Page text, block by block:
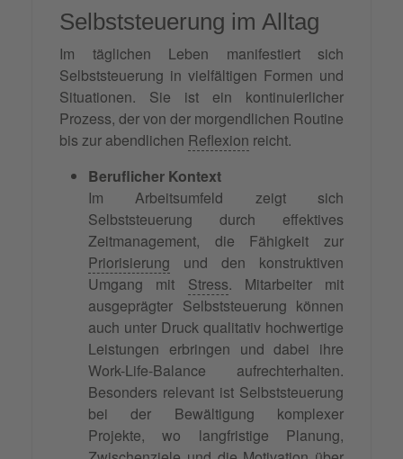
Selbststeuerung im Alltag
Im täglichen Leben manifestiert sich
Selbststeuerung in vielfältigen Formen und
Situationen. Sie ist ein kontinuierlicher
Prozess, der von der morgendlichen Routine
bis zur abendlichen Reflexion reicht.
Beruflicher Kontext
Im Arbeitsumfeld zeigt sich
Selbststeuerung durch effektives
Zeitmanagement, die Fähigkeit zur
Priorisierung und den konstruktiven
Umgang mit Stress. Mitarbeiter mit
ausgeprägter Selbststeuerung können
auch unter Druck qualitativ hochwertige
Leistungen erbringen und dabei ihre
Work-Life-Balance aufrechterhalten.
Besonders relevant ist Selbststeuerung
bei der Bewältigung komplexer
Projekte, wo langfristige Planung,